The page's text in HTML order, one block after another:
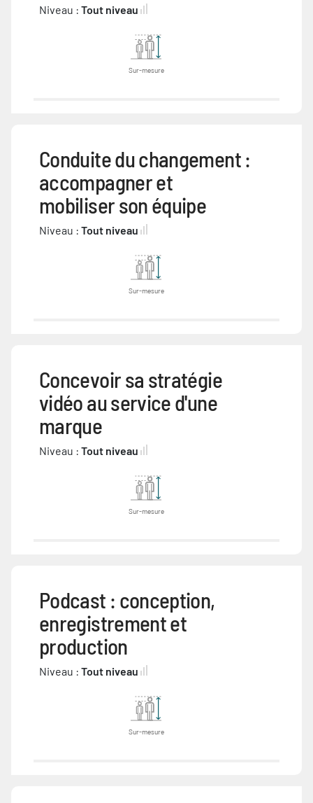
Niveau : Tout niveau
Sur-mesure
Conduite du changement :
accompagner et
mobiliser son équipe
Niveau : Tout niveau
Sur-mesure
Concevoir sa stratégie
vidéo au service d'une
marque
Niveau : Tout niveau
Sur-mesure
Podcast : conception,
enregistrement et
production
Niveau : Tout niveau
Sur-mesure